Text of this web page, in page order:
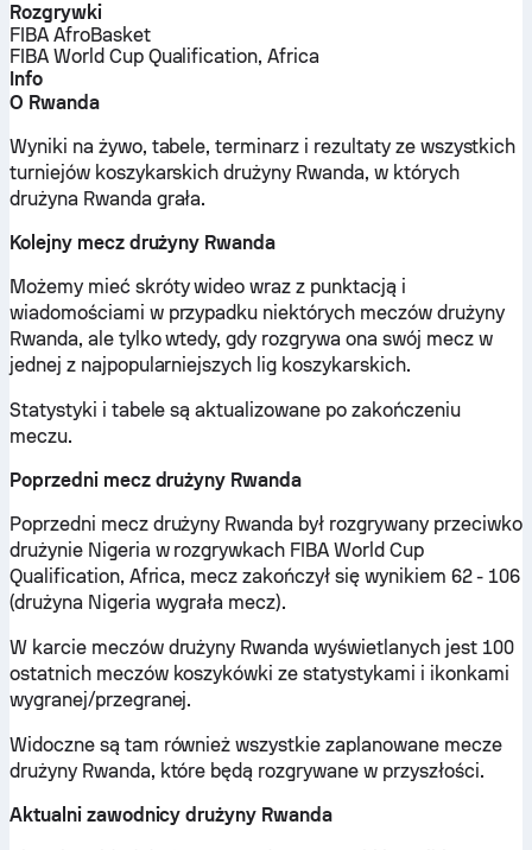
Rozgrywki
FIBA AfroBasket
FIBA World Cup Qualification, Africa
Info
O Rwanda
Wyniki na żywo, tabele, terminarz i rezultaty ze wszystkich
turniejów koszykarskich drużyny Rwanda, w których
drużyna Rwanda grała.
Kolejny mecz drużyny Rwanda
Możemy mieć skróty wideo wraz z punktacją i
wiadomościami w przypadku niektórych meczów drużyny
Rwanda, ale tylko wtedy, gdy rozgrywa ona swój mecz w
jednej z najpopularniejszych lig koszykarskich.
Statystyki i tabele są aktualizowane po zakończeniu
meczu.
Poprzedni mecz drużyny Rwanda
Poprzedni mecz drużyny Rwanda był rozgrywany przeciwko
drużynie Nigeria w rozgrywkach FIBA World Cup
Qualification, Africa, mecz zakończył się wynikiem 62 - 106
(drużyna Nigeria wygrała mecz).
W karcie meczów drużyny Rwanda wyświetlanych jest 100
ostatnich meczów koszykówki ze statystykami i ikonkami
wygranej/przegranej.
Widoczne są tam również wszystkie zaplanowane mecze
drużyny Rwanda, które będą rozgrywane w przyszłości.
Aktualni zawodnicy drużyny Rwanda